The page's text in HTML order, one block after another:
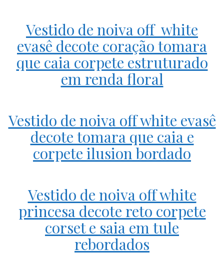
Vestido de noiva off white
evasê decote coração tomara
que caia corpete estruturado
em renda floral
Vestido de noiva off white evasê
decote tomara que caia e
corpete ilusion bordado
Vestido de noiva off white
princesa decote reto corpete
corset e saia em tule
rebordados